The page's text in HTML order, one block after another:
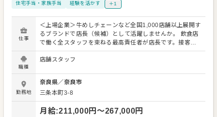
住宅手当・家族手当
経験を活かす ＋1
仕事
＜上場企業＞牛めしチェーンなど全国1,000店舗以上展開す
るブランドで店長（候補）として活躍しませんか。 飲食店
で働く全スタッフを束ねる最高責任者が店長です。接客を
はじめとする店舗運営全般はもちろん、スタッフの育成や
マネジメントといった重要な役割を担います。また、販促
いある業務がメインとなります。マネジメント経験を活か
し店長（候補）として大きく飛躍されることを期待してい
ます。 また、全体のオペレーション改善や構築もお任せし
ますので、あなたならではのアイデアを積極的に発信して
ください。 【具体的には…】 ・ホール、キッチンの全体管
職種
店舗スタッフ
勤務地
奈良県／奈良市
三条本町3-8
月給:211,000円〜267,000円